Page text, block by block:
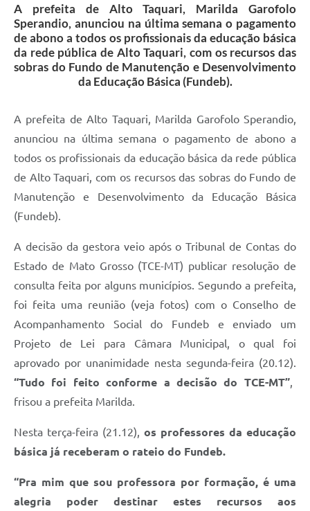
A prefeita de Alto Taquari, Marilda Garofolo
Sperandio, anunciou na última semana o pagamento
de abono a todos os profissionais da educação básica
da rede pública de Alto Taquari, com os recursos das
sobras do Fundo de Manutenção e Desenvolvimento
da Educação Básica (Fundeb).
A prefeita de Alto Taquari, Marilda Garofolo Sperandio,
anunciou na última semana o pagamento de abono a
todos os profissionais da educação básica da rede pública
de Alto Taquari, com os recursos das sobras do Fundo de
Manutenção e Desenvolvimento da Educação Básica
(Fundeb).
A decisão da gestora veio após o Tribunal de Contas do
Estado de Mato Grosso (TCE-MT) publicar resolução de
consulta feita por alguns municípios. Segundo a prefeita,
foi feita uma reunião (veja fotos) com o Conselho de
Acompanhamento Social do Fundeb e enviado um
Projeto de Lei para Câmara Municipal, o qual foi
aprovado por unanimidade nesta segunda-feira (20.12).
“Tudo foi feito conforme a decisão do TCE-MT”,
frisou a prefeita Marilda.
Nesta terça-feira (21.12), os professores da educação
básica já receberam o rateio do Fundeb.
“Pra mim que sou professora por formação, é uma
alegria poder destinar estes recursos aos